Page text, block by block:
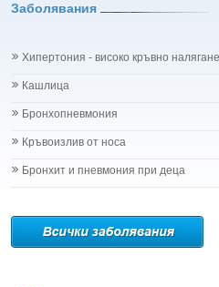
Заболявания
Хипертония - високо кръвно налягане
Кашлица
Бронхопневмония
Кръвоизлив от носа
Бронхит и пневмония при деца